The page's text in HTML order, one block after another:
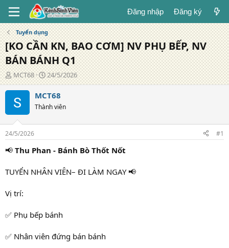
Đăng nhập Đăng ký
Tuyển dụng
[KO CẦN KN, BAO CƠM] NV PHỤ BẾP, NV
BÁN BÁNH Q1
T
á
c
g
ả
MCT68
N
g
à
y
đ
g
24/5/2026
MCT68
Thành viên
24/5/2026 #1
📢 Thu Phan - Bánh Bò Thốt Nốt
TUYỂN NHÂN VIÊN– ĐI LÀM NGAY 📢
Vị trí:
✅ Phụ bếp bánh
✅ Nhân viên đứng bán bánh